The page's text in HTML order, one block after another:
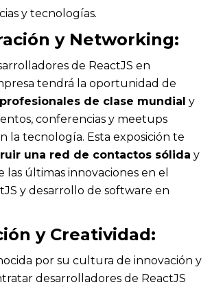
y tecnologías.
y Networking:
de ReactJS en
tendrá la oportunidad de
de clase mundial y
conferencias y meetups
la tecnología. Esta exposición te
una red de contactos sólida y
las últimas innovaciones en el
y desarrollo de software en
y Creatividad:
por su cultura de innovación y
desarrolladores de ReactJS